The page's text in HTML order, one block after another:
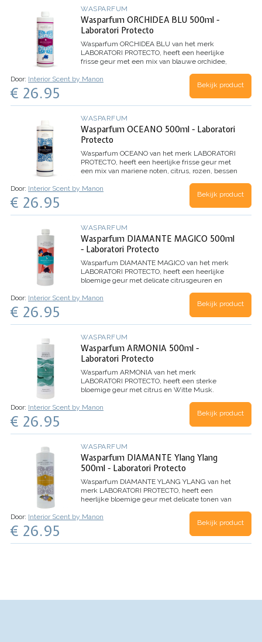
WASPARFUM
Wasparfum ORCHIDEA BLU 500ml -
Laboratori Protecto
Wasparfum ORCHIDEA BLU van het merk
LABORATORI PROTECTO, heeft een heerlijke
frisse geur met een mix van blauwe orchidee,
100 wasbeurten)
Door: Interior Scent by Manon
€ 26.95 Bekijk product
WASPARFUM
Wasparfum OCEANO 500ml - Laboratori
Protecto
Wasparfum OCEANO van het merk LABORATORI
PROTECTO, heeft een heerlijke frisse geur met
een mix van mariene noten, citrus, rozen, bessen
wasbeurten)
Door: Interior Scent by Manon
€ 26.95 Bekijk product
WASPARFUM
Wasparfum DIAMANTE MAGICO 500ml
- Laboratori Protecto
Wasparfum DIAMANTE MAGICO van het merk
LABORATORI PROTECTO, heeft een heerlijke
bloemige geur met delicate citrusgeuren en
wasparfum, evolueert het parfum beter en
Inhoud 500ml
Door: Interior Scent by Manon
€ 26.95 Bekijk product
WASPARFUM
Wasparfum ARMONIA 500ml -
Laboratori Protecto
Wasparfum ARMONIA van het merk
LABORATORI PROTECTO, heeft een sterke
bloemige geur met citrus en Witte Musk.
evolueert het parfum beter en behoudt het de
Inhoud 500ml (voor 100
Door: Interior Scent by Manon
€ 26.95 Bekijk product
WASPARFUM
Wasparfum DIAMANTE Ylang Ylang
500ml - Laboratori Protecto
Wasparfum DIAMANTE YLANG YLANG van het
merk LABORATORI PROTECTO, heeft een
heerlijke bloemige geur met delicate tonen van
Dennen
HART: Jasmijn, Lelie, Roos
Inhoud 500ml
Door: Interior Scent by Manon
€ 26.95 Bekijk product